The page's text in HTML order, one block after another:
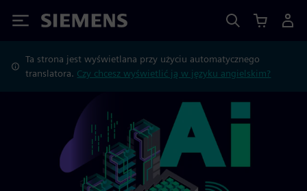
Siemens
Ta strona jest wyświetlana przy użyciu automatycznego
translatora. Czy chcesz wyświetlić ją w języku angielskim?